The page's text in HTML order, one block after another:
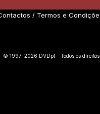
/ Termos e
© 1997-2026 DVDpt - Todos os direitos